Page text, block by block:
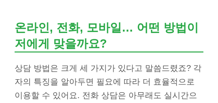
온라인, 전화, 모바일… 어떤 방법이
저에게 맞을까요?
상담 방법은 크게 세 가지가 있다고 말씀드렸죠? 각
자의 특징을 알아두면 필요에 따라 더 효율적으로
이용할 수 있어요. 전화 상담은 아무래도 실시간으